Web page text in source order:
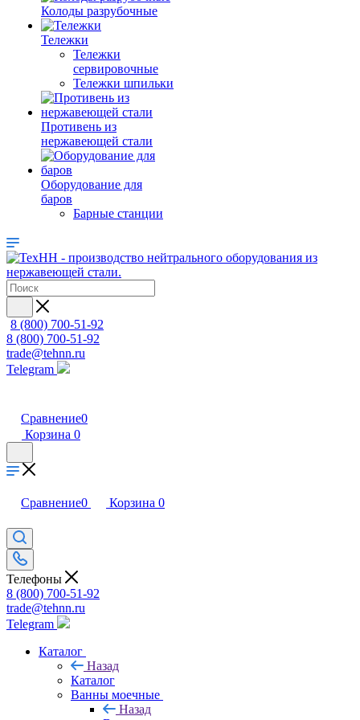
Колоды разрубочные
Тележки
Тележки
сервировочные
Тележки шпильки
Противень из
нержавеющей стали
Оборудование для
баров
Барные станции
8 (800) 700-51-92
8 (800) 700-51-92
trade@tehnn.ru
Telegram
Сравнение0
Корзина 0
Сравнение0 Корзина 0
Телефоны
8 (800) 700-51-92
trade@tehnn.ru
Telegram
Каталог
Назад
Каталог
Ванны моечные
Назад